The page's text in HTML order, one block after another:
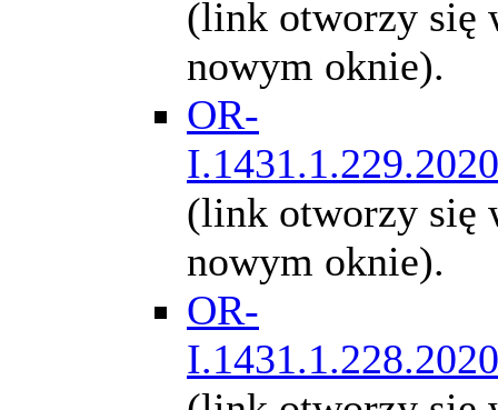
(link otworzy się
nowym oknie).
OR-
I.1431.1.229.2020
(link otworzy się
nowym oknie).
OR-
I.1431.1.228.2020